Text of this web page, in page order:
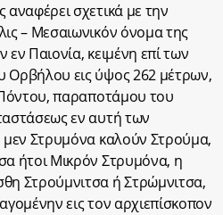
σχετικά με την
– Μεσαιωνικόν όνομα της
Παιονία, κειμένη επί των
Ορβήλου εις ύψος 262 μέτρων,
παραποτάμου του
εν αυτή των
μεν Στρυμόνα καλούν Στρούμα,
ήτοι Μικρόν Στρυμόνα, η
Στρούμνιτσα ή Στρώμνιτσα,
εις τον αρχιεπίσκοπον